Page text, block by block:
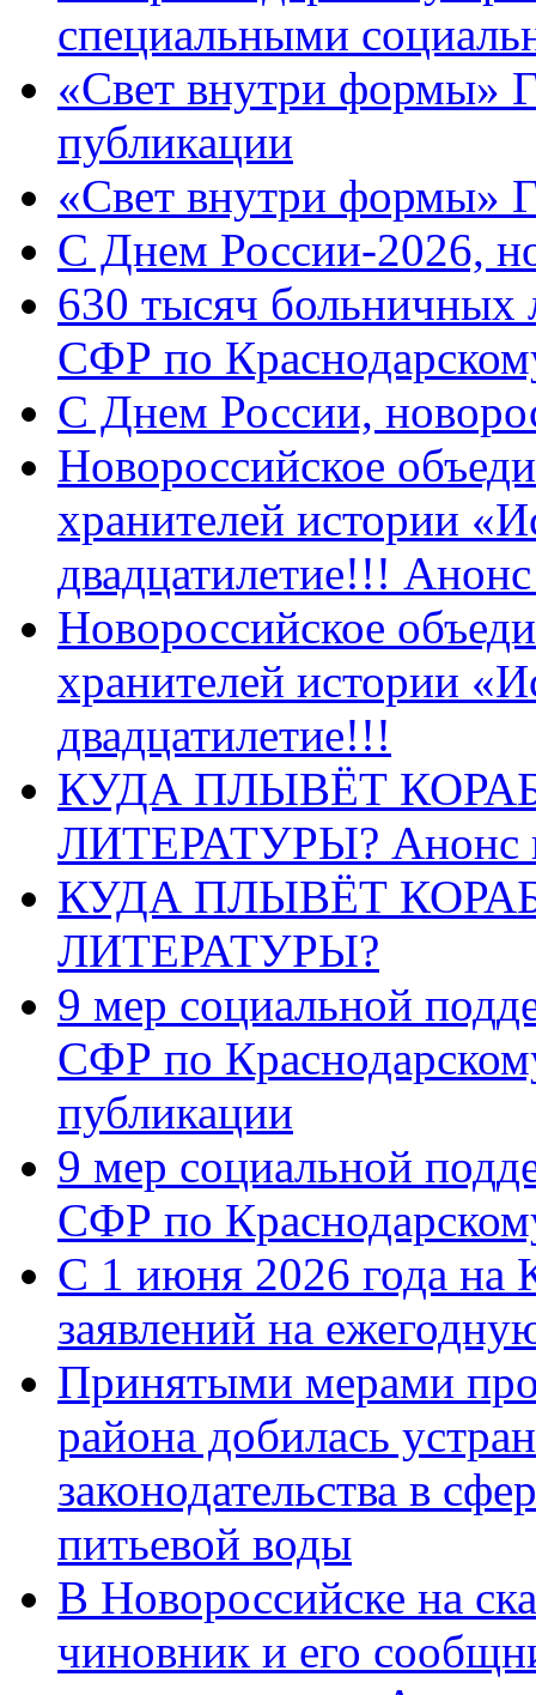
специальными
«Свет внутри формы»
публикации
«Свет внутри формы»
C Днем России-2026,
630 тысяч больничных
СФР по
C Днем России,
Новороссийское
хранителей истории
двадцатилетие!!!
Новороссийское
хранителей истории
двадцатилетие!!!
КУДА ПЛЫВЁТ
ЛИТЕРАТУРЫ? Анонс
КУДА ПЛЫВЁТ
ЛИТЕРАТУРЫ?
9 мер социальной
СФР по
публикации
9 мер социальной
СФР по
С 1 июня 2026 года на
заявлений на
Принятыми мерами
района добилась
законодательства в
питьевой воды
В Новороссийске на
чиновник и его